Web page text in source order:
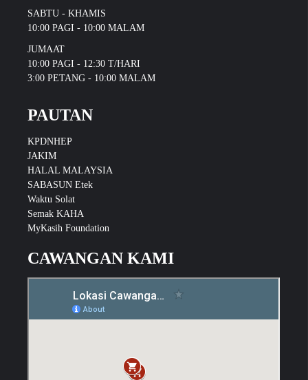
SABTU - KHAMIS
10:00 PAGI - 10:00 MALAM
JUMAAT
10:00 PAGI - 12:30 T/HARI
3:00 PETANG - 10:00 MALAM
PAUTAN
KPDNHEP
JAKIM
HALAL MALAYSIA
SABASUN Etek
Waktu Solat
Semak KAHA
MyKasih Foundation
CAWANGAN KAMI